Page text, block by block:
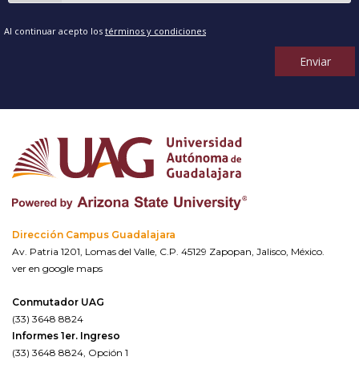
Al continuar acepto los términos y condiciones
Enviar
Dirección Campus Guadalajara
Av. Patria 1201, Lomas del Valle, C.P. 45129 Zapopan, Jalisco, México.
ver en google maps
Conmutador UAG
(33) 3648 8824
Informes 1er. Ingreso
(33) 3648 8824, Opción 1